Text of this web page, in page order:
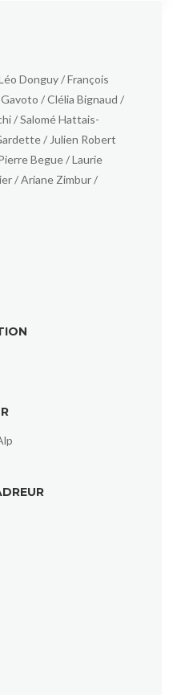
Donguy / François
/ Clélia Bignaud /
/ Salomé Hattais-
/ Julien Robert
Begue / Laurie
/ Ariane Zimbur /